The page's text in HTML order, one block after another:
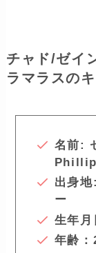
チャド/ゼ
ラマラスの
名前:
出身
ー
生年
年齢：